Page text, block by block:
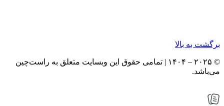
برگشت به بالا
© ۲۰۲۵ – ۱۴۰۴ | تمامی حقوق این وبسایت متعلق به راست‌چین
می‌باشد.